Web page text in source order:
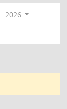
2026